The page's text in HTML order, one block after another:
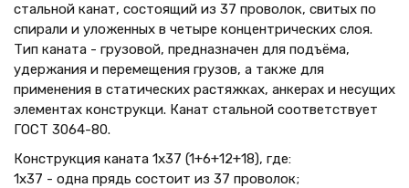
стальной канат, состоящий из 37 проволок, свитых по
спирали и уложенных в четыре концентрических слоя.
Тип каната - грузовой, предназначен для подъёма,
удержания и перемещения грузов, а также для
применения в статических растяжках, анкерах и несущих
элементах конструкци. Канат стальной соответствует
ГОСТ 3064-80.
Конструкция каната 1х37 (1+6+12+18), где:
1х37 - одна прядь состоит из 37 проволок;